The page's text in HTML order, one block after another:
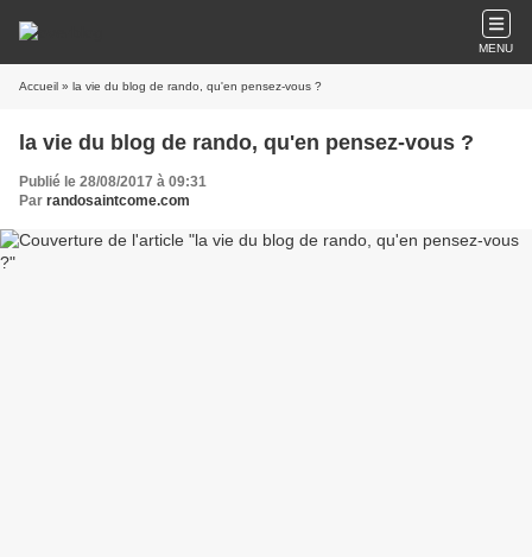
MENU
Accueil » la vie du blog de rando, qu'en pensez-vous ?
la vie du blog de rando, qu'en pensez-vous ?
Publié le 28/08/2017 à 09:31
Par randosaintcome.com